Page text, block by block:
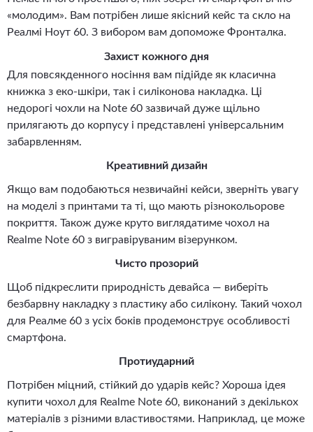
«молодим». Вам потрібен лише якісний кейс та скло на
Реалмі Ноут 60. З вибором вам допоможе Фронталка.
Захист кожного дня
Для повсякденного носіння вам підійде як класична
книжка з еко-шкіри, так і силіконова накладка. Ці
недорогі чохли на Note 60 зазвичай дуже щільно
прилягають до корпусу і представлені універсальним
забарвленням.
Креативний дизайн
Якщо вам подобаються незвичайні кейси, зверніть увагу
на моделі з принтами та ті, що мають різнокольорове
покриття. Також дуже круто виглядатиме чохол на
Realme Note 60 з вигравіруваним візерунком.
Чисто прозорий
Щоб підкреслити природність девайса — виберіть
безбарвну накладку з пластику або силікону. Такий чохол
для Реалме 60 з усіх боків продемонструє особливості
смартфона.
Протиударний
Потрібен міцний, стійкий до ударів кейс? Хороша ідея
купити чохол для Realme Note 60, виконаний з декількох
матеріалів з різними властивостями. Наприклад, це може